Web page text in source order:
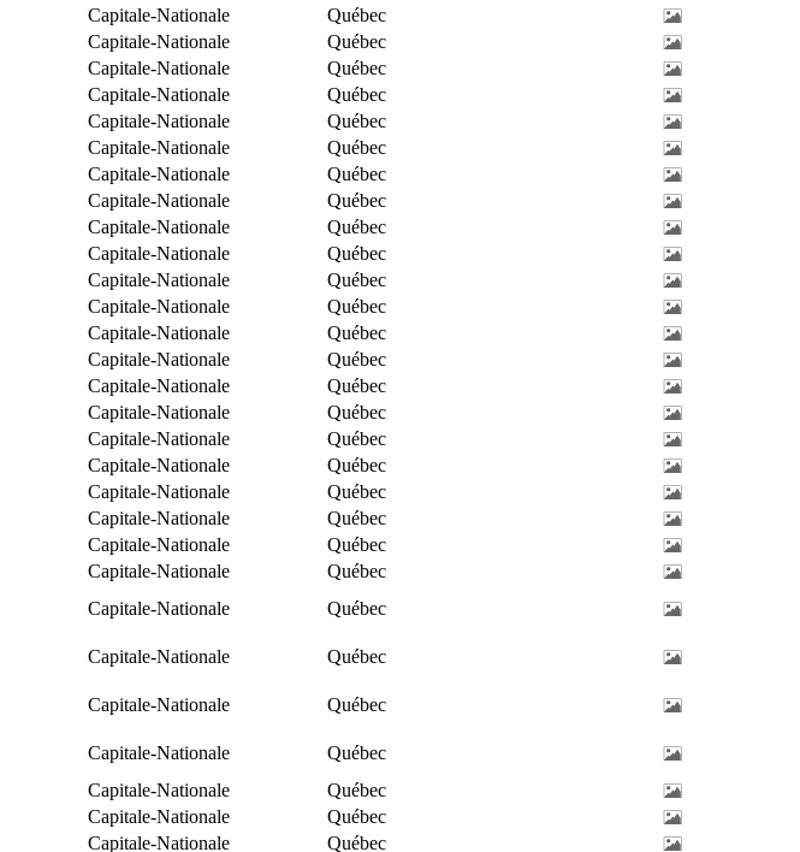
Capitale-Nationale
Québec
Capitale-Nationale
Québec
Capitale-Nationale
Québec
Capitale-Nationale
Québec
Capitale-Nationale
Québec
Capitale-Nationale
Québec
Capitale-Nationale
Québec
Capitale-Nationale
Québec
Capitale-Nationale
Québec
Capitale-Nationale
Québec
Capitale-Nationale
Québec
Capitale-Nationale
Québec
Capitale-Nationale
Québec
Capitale-Nationale
Québec
Capitale-Nationale
Québec
Capitale-Nationale
Québec
Capitale-Nationale
Québec
Capitale-Nationale
Québec
Capitale-Nationale
Québec
Capitale-Nationale
Québec
Capitale-Nationale
Québec
Capitale-Nationale
Québec
Capitale-Nationale
Québec
Capitale-Nationale
Québec
Capitale-Nationale
Québec
Capitale-Nationale
Québec
Capitale-Nationale
Québec
Capitale-Nationale
Québec
Capitale-Nationale Québec